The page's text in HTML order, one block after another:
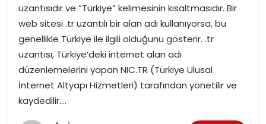
SPOR
MAGAZIN
SPOR
uzantısıdır ve “Türkiye” kelimesinin kısaltmasıdır. Bir
web sitesi .tr uzantılı bir alan adı kullanıyorsa, bu
genellikle Türkiye ile ilgili olduğunu gösterir. .tr
uzantısı, Türkiye’deki internet alan adı
düzenlemelerini yapan NIC.TR (Türkiye Ulusal
İnternet Altyapı Hizmetleri) tarafından yönetilir ve
kaydedilir….